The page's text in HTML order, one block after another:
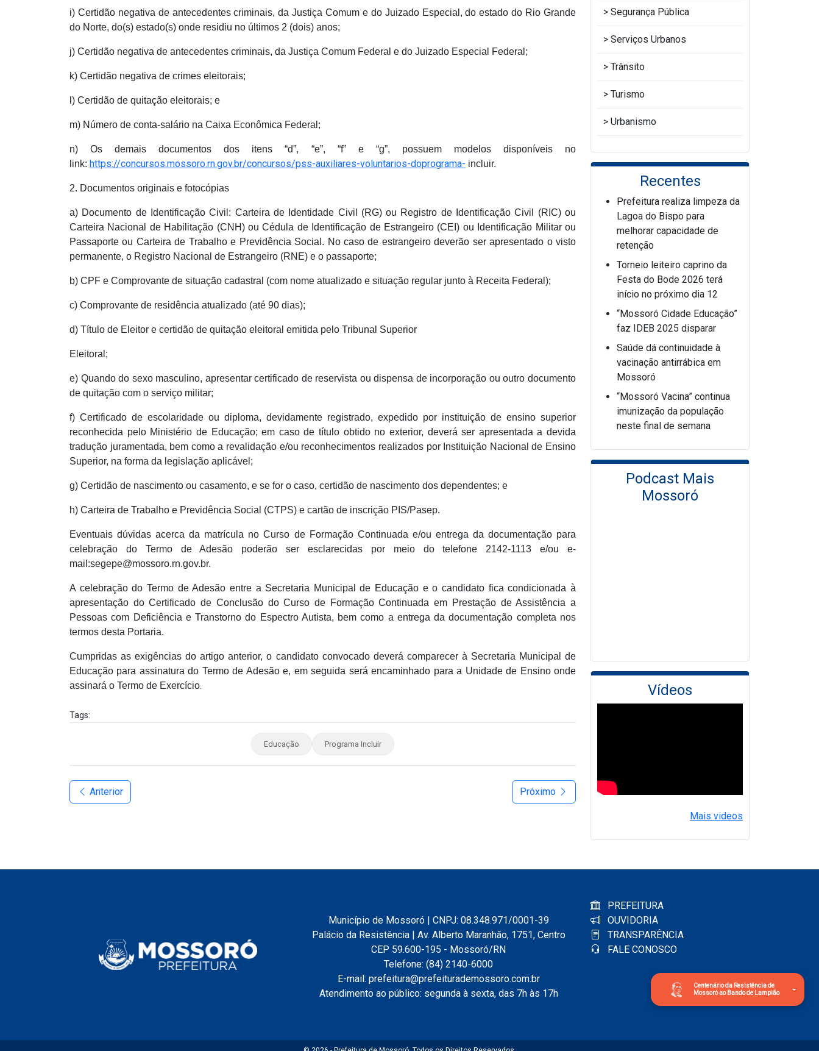
Centenário da Resistência de
Mossoró ao Bando de Lampião
i) Certidão negativa de antecedentes criminais, da Justiça Comum e do Juizado Especial, do estado do Rio Grande
do Norte, do(s) estado(s) onde residiu no últimos 2 (dois) anos;
j) Certidão negativa de antecedentes criminais, da Justiça Comum Federal e do Juizado Especial Federal;
k) Certidão negativa de crimes eleitorais;
l) Certidão de quitação eleitorais; e
m) Número de conta-salário na Caixa Econômica Federal;
n) Os demais documentos dos itens “d”, “e”, “f” e “g”, possuem modelos disponíveis no
link: https://concursos.mossoro.rn.gov.br/concursos/pss-auxiliares-voluntarios-doprograma- incluir.
2. Documentos originais e fotocópias
a) Documento de Identificação Civil: Carteira de Identidade Civil (RG) ou Registro de Identificação Civil (RIC) ou
Carteira Nacional de Habilitação (CNH) ou Cédula de Identificação de Estrangeiro (CEI) ou Identificação Militar ou
Passaporte ou Carteira de Trabalho e Previdência Social. No caso de estrangeiro deverão ser apresentado o visto
permanente, o Registro Nacional de Estrangeiro (RNE) e o passaporte;
b) CPF e Comprovante de situação cadastral (com nome atualizado e situação regular junto à Receita Federal);
c) Comprovante de residência atualizado (até 90 dias);
d) Título de Eleitor e certidão de quitação eleitoral emitida pelo Tribunal Superior
Eleitoral;
e) Quando do sexo masculino, apresentar certificado de reservista ou dispensa de incorporação ou outro documento
de quitação com o serviço militar;
f) Certificado de escolaridade ou diploma, devidamente registrado, expedido por instituição de ensino superior
reconhecida pelo Ministério de Educação; em caso de título obtido no exterior, deverá ser apresentada a devida
tradução juramentada, bem como a revalidação e/ou reconhecimentos realizados por Instituição Nacional de Ensino
Superior, na forma da legislação aplicável;
g) Certidão de nascimento ou casamento, e se for o caso, certidão de nascimento dos dependentes; e
h) Carteira de Trabalho e Previdência Social (CTPS) e cartão de inscrição PIS/Pasep.
Eventuais dúvidas acerca da matrícula no Curso de Formação Continuada e/ou entrega da documentação para
celebração do Termo de Adesão poderão ser esclarecidas por meio do telefone 2142-1113 e/ou e-
mail:segepe@mossoro.rn.gov.br.
A celebração do Termo de Adesão entre a Secretaria Municipal de Educação e o candidato fica condicionada à
apresentação do Certificado de Conclusão do Curso de Formação Continuada em Prestação de Assistência a
Pessoas com Deficiência e Transtorno do Espectro Autista, bem como a entrega da documentação completa nos
termos desta Portaria.
Cumpridas as exigências do artigo anterior, o candidato convocado deverá comparecer à Secretaria Municipal de
Educação para assinatura do Termo de Adesão e, em seguida será encaminhado para a Unidade de Ensino onde
assinará o Termo de Exercício.
Tags:
Educação Programa Incluir
Anterior Próximo
Segurança Pública
Serviços Urbanos
Trânsito
Turismo
Urbanismo
Recentes
Prefeitura realiza limpeza da
Lagoa do Bispo para
melhorar capacidade de
retenção
Torneio leiteiro caprino da
Festa do Bode 2026 terá
início no próximo dia 12
“Mossoró Cidade Educação”
faz IDEB 2025 disparar
Saúde dá continuidade à
vacinação antirrábica em
Mossoró
“Mossoró Vacina” continua
imunização da população
neste final de semana
Podcast Mais
Mossoró
Vídeos
Mais videos
Município de Mossoró | CNPJ: 08.348.971/0001-39
Palácio da Resistência | Av. Alberto Maranhão, 1751, Centro
CEP 59.600-195 - Mossoró/RN
Telefone: (84) 2140-6000
E-mail: prefeitura@prefeiturademossoro.com.br
Atendimento ao público: segunda à sexta, das 7h às 17h
PREFEITURA
OUVIDORIA
TRANSPARÊNCIA
FALE CONOSCO